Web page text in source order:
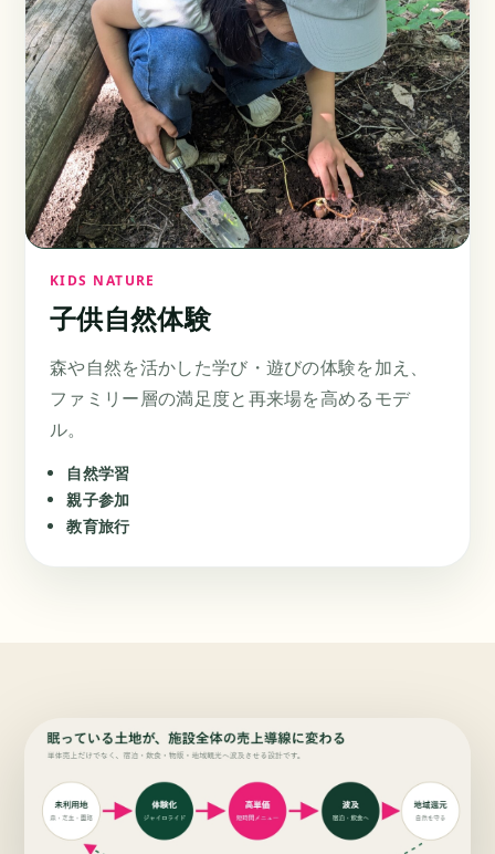
KIDS NATURE
子供自然体験
森や自然を活かした学び・遊びの体験を加え、
ファミリー層の満足度と再来場を高めるモデ
ル。
自然学習
親子参加
教育旅行